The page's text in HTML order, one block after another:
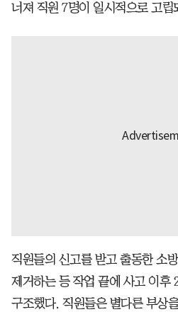
너져 직원 7명이 일시적으로 고립
직원들의 신고를 받고 출동한 소
제거하는 등 작업 끝에 사고 이후
구조했다. 직원들은 별다른 부상